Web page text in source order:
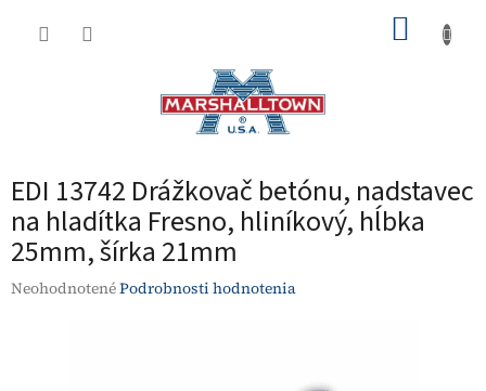
EDI 13742 Drážkovač betónu, nadstavec
na hladítka Fresno, hliníkový, hĺbka
25mm, šírka 21mm
Priemerné
NeohodnotenéPodrobnosti hodnotenia